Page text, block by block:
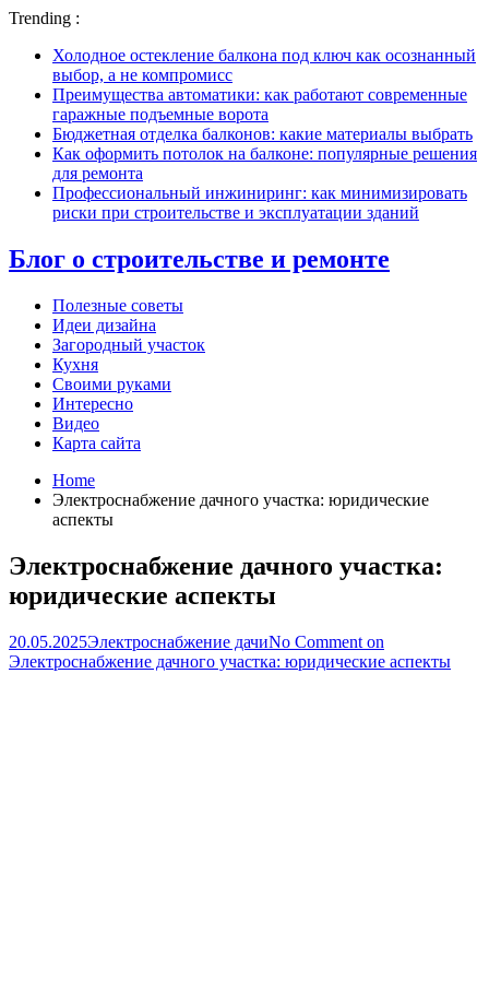
Trending :
Холодное остекление балкона под ключ как осознанный
выбор, а не компромисс
Преимущества автоматики: как работают современные
гаражные подъемные ворота
Бюджетная отделка балконов: какие материалы выбрать
Как оформить потолок на балконе: популярные решения
для ремонта
Профессиональный инжиниринг: как минимизировать
риски при строительстве и эксплуатации зданий
Блог о строительстве и ремонте
Полезные советы
Идеи дизайна
Загородный участок
Кухня
Своими руками
Интересно
Видео
Карта сайта
Home
Электроснабжение дачного участка: юридические
аспекты
Электроснабжение дачного участка:
юридические аспекты
20.05.2025Электроснабжение дачиNo Comment on
Электроснабжение дачного участка: юридические аспекты